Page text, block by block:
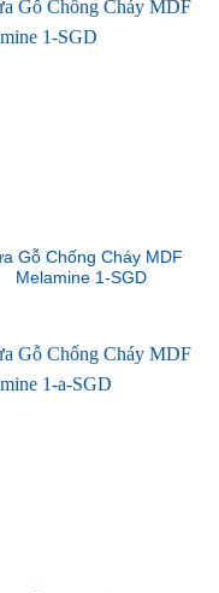
Gỗ Chống Cháy MDF
Melamine 1-SGD